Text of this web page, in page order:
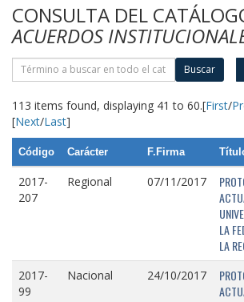
CONSULTA DEL
ACUERDOS
Buscar
113 items found, displaying 41 to 60.[First/
[Next/Last]
Código Carácter F.Firma
2017-
207
Regional 07/11/2017
LA
LA
2017-
99
Nacional 24/10/2017